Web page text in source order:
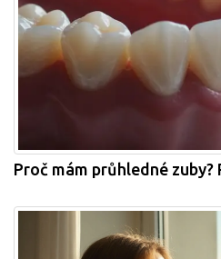
Proč mám průhledné